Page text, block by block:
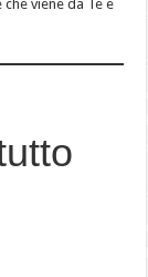
viene da Te e